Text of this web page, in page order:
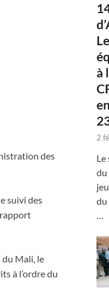
des
suivi des
Mali, le
à l’ordre du
à
2
Le
du
du
…